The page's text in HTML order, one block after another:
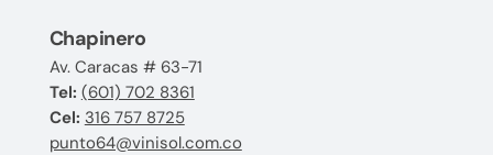
Chapinero
Av. Caracas # 63-71
Tel: (601) 702 8361
Cel: 316 757 8725
punto64@vinisol.com.co